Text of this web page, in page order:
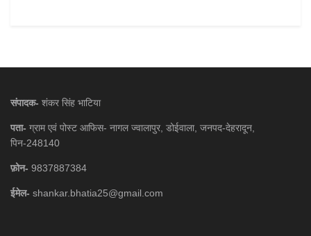
संपादक- शंकर सिंह भाटिया
पता- ग्राम एवं पोस्ट आफिस- नागल ज्वालापुर, डोईवाला, जनपद-देहरादून,
पिन-248140
फ़ोन- 9837887384
ईमेल- shankar.bhatia25@gmail.com